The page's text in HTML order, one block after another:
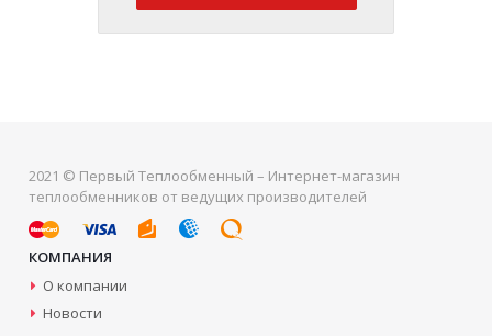
2021 © Первый Теплообменный – Интернет-магазин
теплообменников от ведущих производителей
КОМПАНИЯ
О компании
Новости